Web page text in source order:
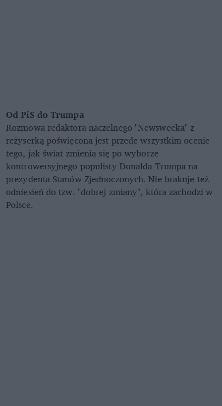
Od PiS do Trumpa
Rozmowa redaktora naczelnego "Newsweeka" z
reżyserką poświęcona jest przede wszystkim ocenie
tego, jak świat zmienia się po wyborze
kontrowersyjnego populisty Donalda Trumpa na
prezydenta Stanów Zjednoczonych. Nie brakuje też
odniesień do tzw. "dobrej zmiany", która zachodzi w
Polsce.